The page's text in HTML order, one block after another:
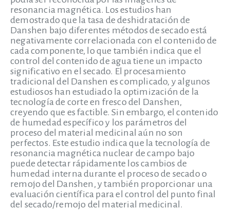
resonancia magnética. Los estudios han
demostrado que la tasa de deshidratación de
Danshen bajo diferentes métodos de secado está
negativamente correlacionada con el contenido de
cada componente, lo que también indica que el
control del contenido de agua tiene un impacto
significativo en el secado. El procesamiento
tradicional del Danshen es complicado, y algunos
estudiosos han estudiado la optimización de la
tecnología de corte en fresco del Danshen,
creyendo que es factible. Sin embargo, el contenido
de humedad específico y los parámetros del
proceso del material medicinal aún no son
perfectos. Este estudio indica que la tecnología de
resonancia magnética nuclear de campo bajo
puede detectar rápidamente los cambios de
humedad interna durante el proceso de secado o
remojo del Danshen, y también proporcionar una
evaluación científica para el control del punto final
del secado/remojo del material medicinal.